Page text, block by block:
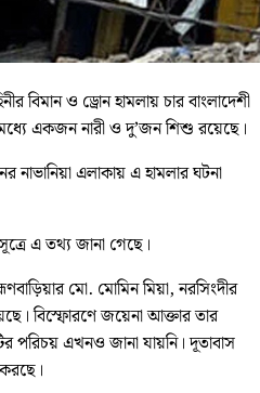
বিমান ও ড্রোন হামলায় চার বাংলাদেশী
একজন নারী ও দু’জন শিশু রয়েছে।
নাভানিয়া এলাকায় এ হামলার ঘটনা
এ তথ্য জানা গেছে।
মো. মোমিন মিয়া, নরসিংদীর
বিস্ফোরণে জয়েনা আক্তার তার
পরিচয় এখনও জানা যায়নি। দূতাবাস
করছে।